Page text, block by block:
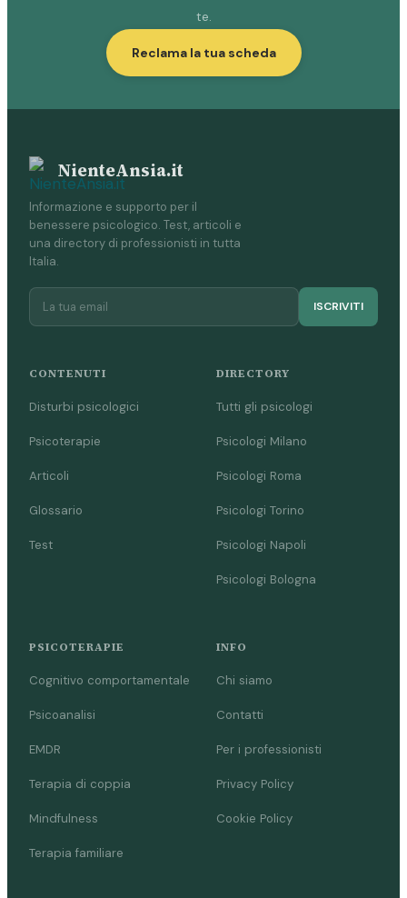
te.
Reclama la tua scheda
NienteAnsia.it
Informazione e supporto per il
benessere psicologico. Test, articoli e
una directory di professionisti in tutta
Italia.
ISCRIVITI
CONTENUTI
Disturbi psicologici
Psicoterapie
Articoli
Glossario
Test
DIRECTORY
Tutti gli psicologi
Psicologi Milano
Psicologi Roma
Psicologi Torino
Psicologi Napoli
Psicologi Bologna
PSICOTERAPIE
Cognitivo comportamentale
Psicoanalisi
EMDR
Terapia di coppia
Mindfulness
Terapia familiare
INFO
Chi siamo
Contatti
Per i professionisti
Privacy Policy
Cookie Policy